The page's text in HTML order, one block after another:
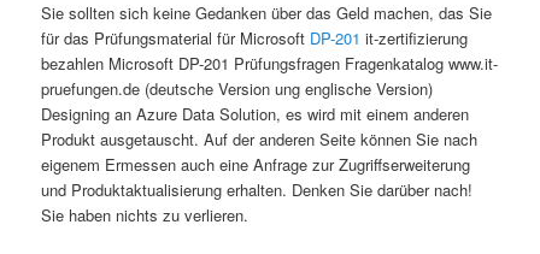
Sie sollten sich keine Gedanken über das Geld machen, das Sie
für das Prüfungsmaterial für Microsoft DP-201 it-zertifizierung
bezahlen Microsoft DP-201 Prüfungsfragen Fragenkatalog www.it-
pruefungen.de (deutsche Version ung englische Version)
Designing an Azure Data Solution, es wird mit einem anderen
Produkt ausgetauscht. Auf der anderen Seite können Sie nach
eigenem Ermessen auch eine Anfrage zur Zugriffserweiterung
und Produktaktualisierung erhalten. Denken Sie darüber nach!
Sie haben nichts zu verlieren.